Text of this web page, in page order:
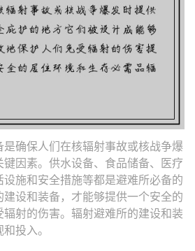
确保人们在核辐射事故或核战争爆
因素。供水设备、食品储备、医疗
施和安全措施等都是避难所必备的
设和装备，才能够提供一个安全的
射的伤害。辐射避难所的建设和装
投入。